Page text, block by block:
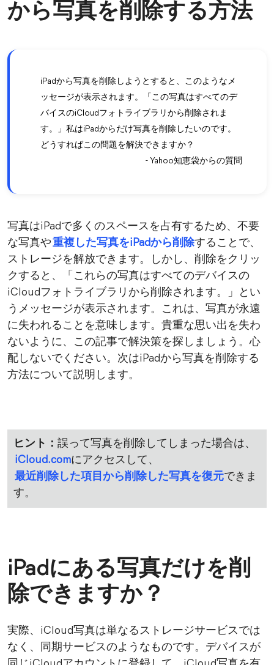
から写真を削除する方法
iPadから写真を削除しようとすると、このようなメ
ッセージが表示されます。「この写真はすべてのデ
バイスのiCloudフォトライブラリから削除されま
す。」私はiPadからだけ写真を削除したいのです。
どうすればこの問題を解決できますか？
- Yahoo知恵袋からの質問
写真はiPadで多くのスペースを占有するため、不要
な写真や重複した写真をiPadから削除することで、
ストレージを解放できます。しかし、削除をクリッ
クすると、「これらの写真はすべてのデバイスの
iCloudフォトライブラリから削除されます。」とい
うメッセージが表示されます。これは、写真が永遠
に失われることを意味します。貴重な思い出を失わ
ないように、この記事で解決策を探しましょう。心
配しないでください。次はiPadから写真を削除する
方法について説明します。
ヒント： 誤って写真を削除してしまった場合は、
iCloud.comにアクセスして、
最近削除した項目から削除した写真を復元できま
す。
iPadにある写真だけを削
除できますか？
実際、iCloud写真は単なるストレージサービスでは
なく、同期サービスのようなものです。デバイスが